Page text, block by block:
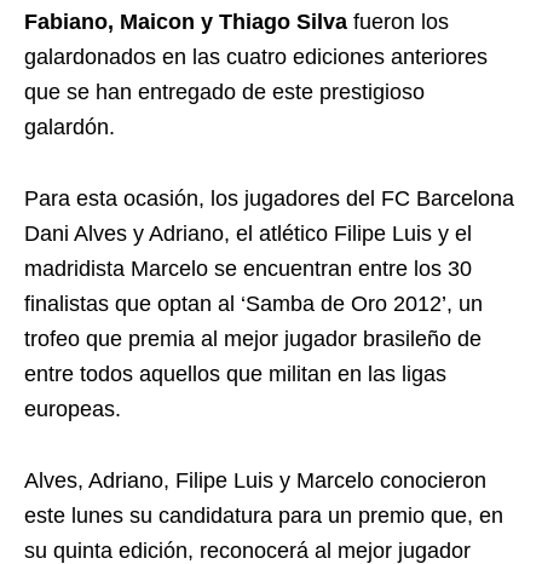
Fabiano, Maicon y Thiago Silva fueron los
galardonados en las cuatro ediciones anteriores
que se han entregado de este prestigioso
galardón.
Para esta ocasión, los jugadores del FC Barcelona
Dani Alves y Adriano, el atlético Filipe Luis y el
madridista Marcelo se encuentran entre los 30
finalistas que optan al ‘Samba de Oro 2012’, un
trofeo que premia al mejor jugador brasileño de
entre todos aquellos que militan en las ligas
europeas.
Alves, Adriano, Filipe Luis y Marcelo conocieron
este lunes su candidatura para un premio que, en
su quinta edición, reconocerá al mejor jugador